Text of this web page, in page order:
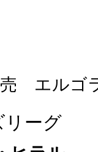
売 エルゴ
リーグ